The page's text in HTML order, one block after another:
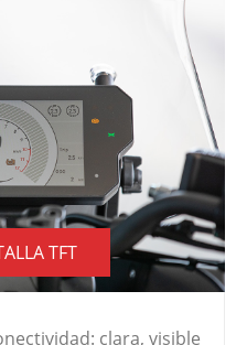
TFT
clara, visible